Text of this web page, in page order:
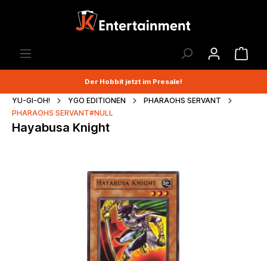
Der Hobbit jetzt im Presale!
YU-GI-OH! YGO EDITIONEN
PHARAOHS SERVANT
PHARAOHS SERVANT#NULL
Hayabusa Knight